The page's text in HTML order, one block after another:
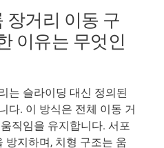
장거리 이동 구
이유는 무엇인
는 슬라이딩 대신 정의된
다. 이 방식은 전체 이동 거
직임을 유지합니다. 서포
방지하며, 치형 구조는 움